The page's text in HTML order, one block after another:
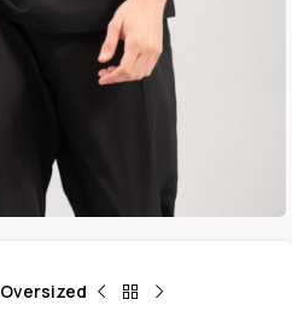
Oversized